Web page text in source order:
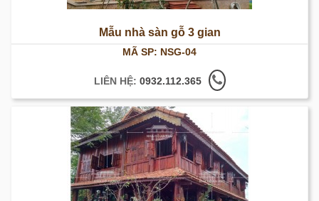
Mẫu nhà sàn gỗ 3 gian
MÃ SP: NSG-04
LIÊN HỆ: 0932.112.365